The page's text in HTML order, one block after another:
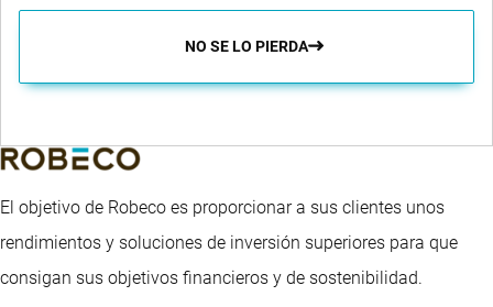
NO SE LO PIERDA
El objetivo de Robeco es proporcionar a sus clientes unos
rendimientos y soluciones de inversión superiores para que
consigan sus objetivos financieros y de sostenibilidad.